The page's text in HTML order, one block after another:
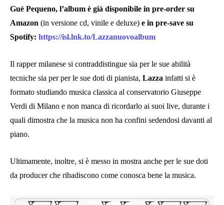
Guè Pequeno, l’album è già disponibile in pre-order su
Amazon (in versione cd, vinile e deluxe) e in pre-save su
Spotify: https://isl.lnk.to/Lazzanuovoalbum
Il rapper milanese si contraddistingue sia per le sue abilità
tecniche sia per per le sue doti di pianista, Lazza infatti si è
formato studiando musica classica al conservatorio Giuseppe
Verdi di Milano e non manca di ricordarlo ai suoi live, durante i
quali dimostra che la musica non ha confini sedendosi davanti al
piano.
Ultimamente, inoltre, si è messo in mostra anche per le sue doti
da producer che ribadiscono come conosca bene la musica.